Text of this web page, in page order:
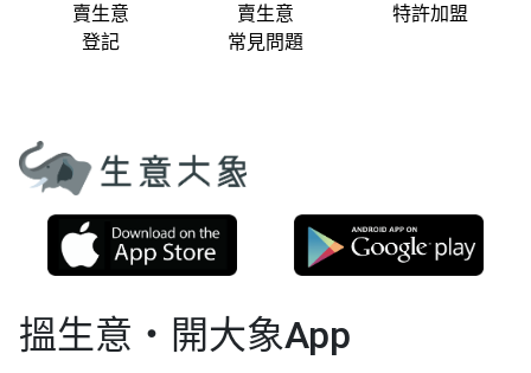
賣生意
登記
賣生意
常見問題
特許加盟
搵生意‧開大象App